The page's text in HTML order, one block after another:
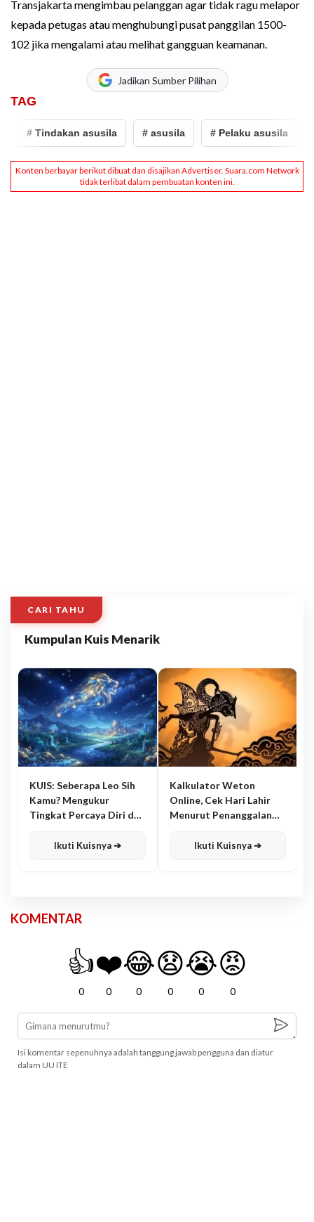
Transjakarta mengimbau pelanggan agar tidak ragu melapor
kepada petugas atau menghubungi pusat panggilan 1500-
102 jika mengalami atau melihat gangguan keamanan.
Jadikan Sumber Pilihan
TAG
# Tindakan asusila # asusila # Pelaku asusila
CARI TAHU
Kumpulan Kuis Menarik
KUIS: Seberapa Leo Sih
Kamu? Mengukur
Tingkat Percaya Diri dan
Ikuti Kuisnya ➔
Kalkulator Weton
Online, Cek Hari Lahir
Menurut Penanggalan
Ikuti Kuisnya ➔
KOMENTAR
👍
0
❤️
0
😂
0
😧
0
😭
0
😡
0
Isi komentar sepenuhnya adalah tanggung jawab pengguna dan diatur
dalam UU ITE